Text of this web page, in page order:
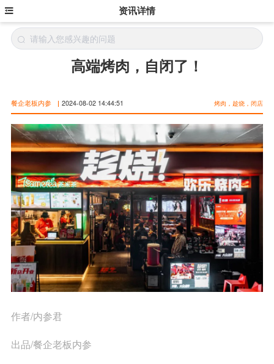
资讯详情
高端烤肉，自闭了！
餐企老板内参 | 2024-08-02 14:44:51 烤肉，趁烧，闭店
作者/内参君
出品/餐企老板内参